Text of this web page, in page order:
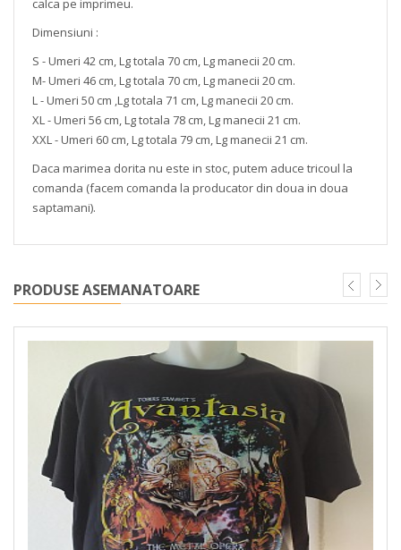
calca pe imprimeu.
Dimensiuni :
S - Umeri 42 cm, Lg totala 70 cm, Lg manecii 20 cm.
M- Umeri 46 cm, Lg totala 70 cm, Lg manecii 20 cm.
L - Umeri 50 cm ,Lg totala 71 cm, Lg manecii 20 cm.
XL - Umeri 56 cm, Lg totala 78 cm, Lg manecii 21 cm.
XXL - Umeri 60 cm, Lg totala 79 cm, Lg manecii 21 cm.
Daca marimea dorita nu este in stoc, putem aduce tricoul la
comanda (facem comanda la producator din doua in doua
saptamani).
PRODUSE ASEMANATOARE